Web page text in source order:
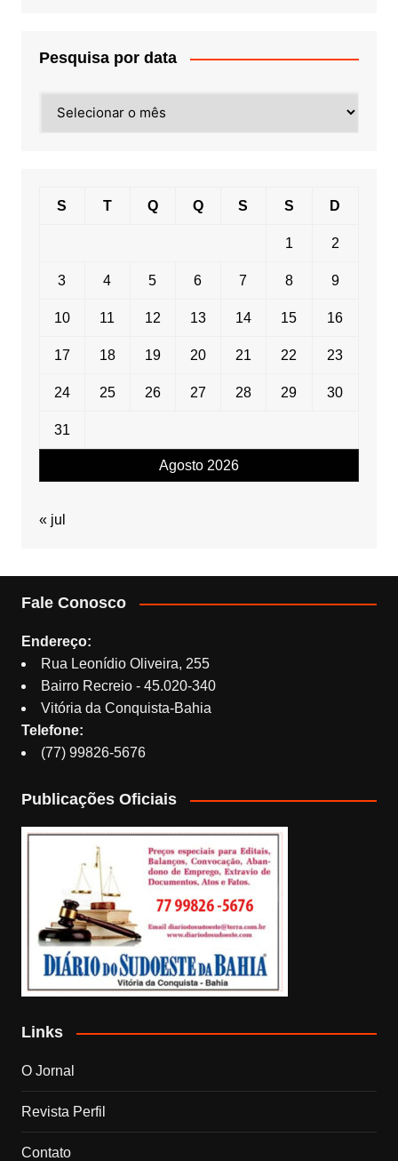
Pesquisa por data
por
Agosto 2026
S T Q Q S S D
1 2
3 4 5 6 7 8 9
10 11 12 13 14 15 16
17 18 19 20 21 22 23
24 25 26 27 28 29 30
31
« jul
Fale Conosco
Endereço:
Rua Leonídio Oliveira, 255
Bairro Recreio - 45.020-340
Vitória da Conquista-Bahia
Telefone:
(77) 99826-5676
Publicações Oficiais
Links
O Jornal
Revista Perfil
Contato